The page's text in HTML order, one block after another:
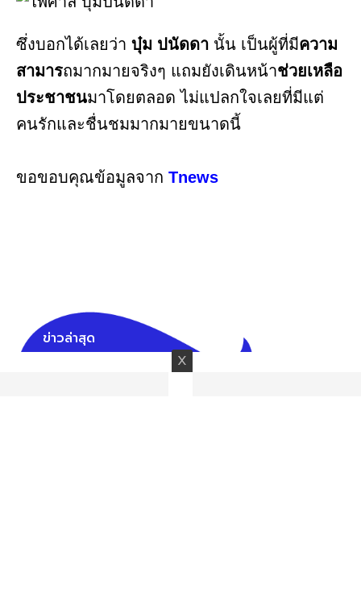
ซึ่งบอกได้เลยว่า บุ๋ม ปนัดดา นั้น เป็นผู้ที่มีความ
สามารถมากมายจริงๆ แถมยังเดินหน้าช่วยเหลือ
ประชาชนมาโดยตลอด ไม่แปลกใจเลยที่มีแต่
คนรักและชื่นชมมากมายขนาดนี้
ขอขอบคุณข้อมูลจาก Tnews
ข่าวล่าสุด